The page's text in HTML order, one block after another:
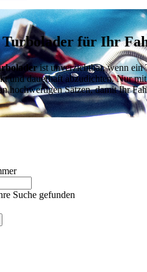
Turbolader für Ihr
ist unverzichtbar, wenn ein
und dauerhaft abzudichten. Nur
hochwertigen Sätzen, damit Ihr
Suche gefunden